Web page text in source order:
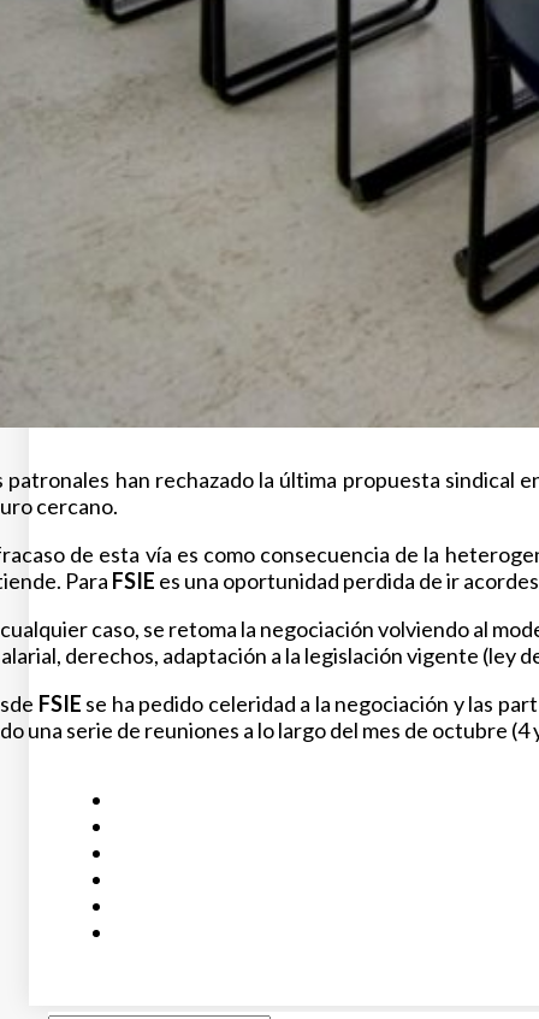
patronales han rechazado la última propuesta sindical
cercano.
de esta vía es como consecuencia de la
Para FSIE es una oportunidad perdida de ir
caso, se retoma la negociación volviendo al
derechos, adaptación a la legislación vigente (ley
FSIE se ha pedido celeridad a la negociación y las
una serie de reuniones a lo largo del mes de octubre